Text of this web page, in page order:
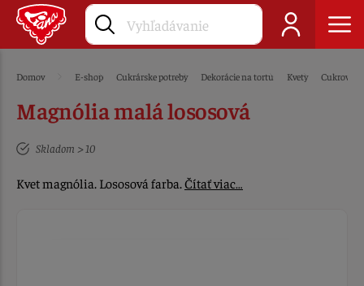
Domov E-shop Cukrárske potreby Dekorácie na tortu Kvety Cukrové
Magnólia malá lososová
Skladom > 10
Kvet magnólia. Lososová farba.Čítať viac…